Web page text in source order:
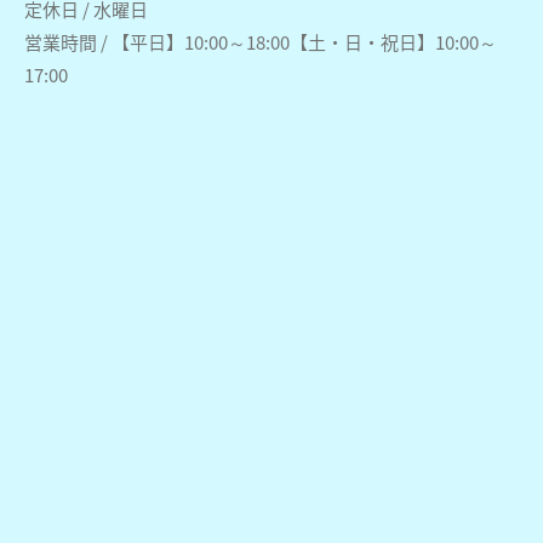
定休日 / 水曜日
営業時間 / 【平日】10:00～18:00【土・日・祝日】10:00～
17:00